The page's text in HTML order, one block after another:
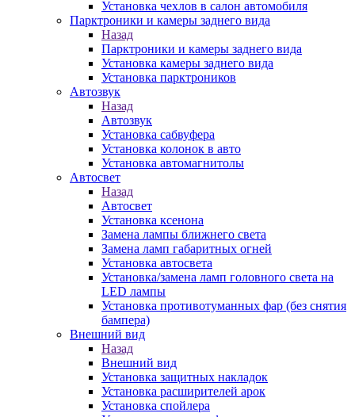
Установка чехлов в салон автомобиля
Парктроники и камеры заднего вида
Назад
Парктроники и камеры заднего вида
Установка камеры заднего вида
Установка парктроников
Автозвук
Назад
Автозвук
Установка сабвуфера
Установка колонок в авто
Установка автомагнитолы
Автосвет
Назад
Автосвет
Установка ксенона
Замена лампы ближнего света
Замена ламп габаритных огней
Установка автосвета
Установка/замена ламп головного света на
LED лампы
Установка противотуманных фар (без снятия
бампера)
Внешний вид
Назад
Внешний вид
Установка защитных накладок
Установка расширителей арок
Установка спойлера